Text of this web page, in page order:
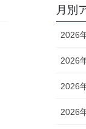
月別
2026
2026
2026
2026